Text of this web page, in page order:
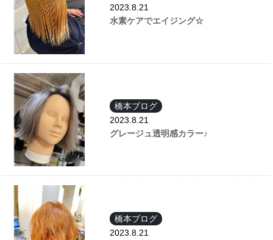
2023.8.21
水素ケアでエイジング☆
橋本ブログ
2023.8.21
グレージュ透明感カラー♪
橋本ブログ
2023.8.21